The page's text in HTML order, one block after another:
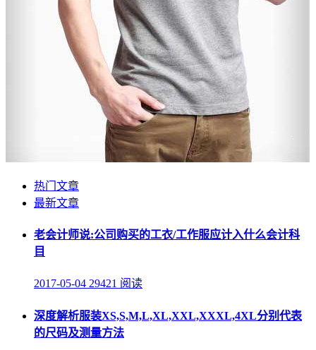
热门文章
最新文章
老会计师说:公司购买的工衣/工作服应计入什么会计科
目
2017-05-04 29421 阅读
深度解析服装XS,S,M,L,XL,XXL,XXXL,4XL分别代表
的尺码及测量方法